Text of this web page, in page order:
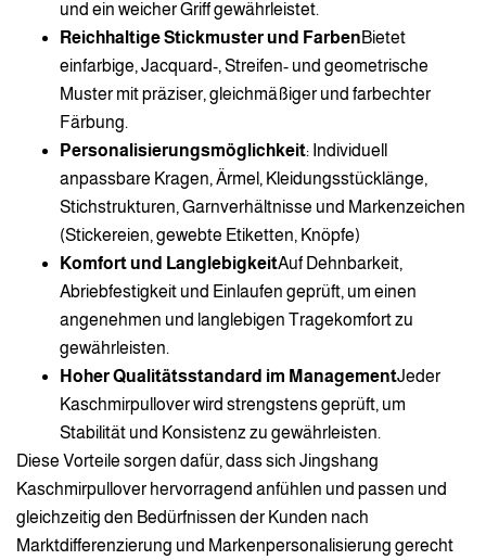
und ein weicher Griff gewährleistet.
Reichhaltige Stickmuster und FarbenBietet
einfarbige, Jacquard-, Streifen- und geometrische
Muster mit präziser, gleichmäßiger und farbechter
Färbung.
Personalisierungsmöglichkeit: Individuell
anpassbare Kragen, Ärmel, Kleidungsstücklänge,
Stichstrukturen, Garnverhältnisse und Markenzeichen
(Stickereien, gewebte Etiketten, Knöpfe)
Komfort und LanglebigkeitAuf Dehnbarkeit,
Abriebfestigkeit und Einlaufen geprüft, um einen
angenehmen und langlebigen Tragekomfort zu
gewährleisten.
Hoher Qualitätsstandard im ManagementJeder
Kaschmirpullover wird strengstens geprüft, um
Stabilität und Konsistenz zu gewährleisten.
Diese Vorteile sorgen dafür, dass sich Jingshang
Kaschmirpullover hervorragend anfühlen und passen und
gleichzeitig den Bedürfnissen der Kunden nach
Marktdifferenzierung und Markenpersonalisierung gerecht